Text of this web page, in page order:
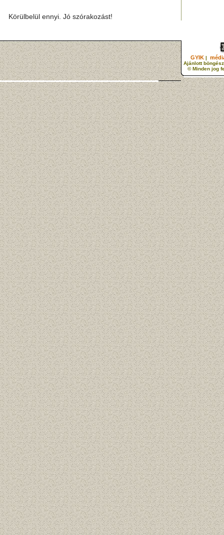
Körülbelül ennyi. Jó szórakozást!
GYIK |
Ajánlott
© Minden jog